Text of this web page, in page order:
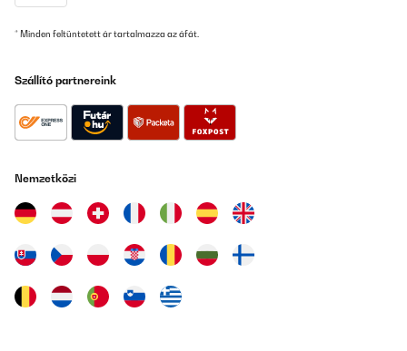
* Minden feltüntetett ár tartalmazza az áfát.
Szállító partnereink
Nemzetközi